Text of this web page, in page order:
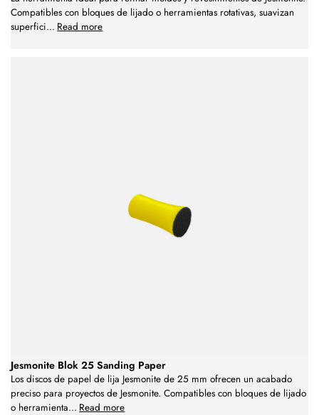
Compatibles con bloques de lijado o herramientas rotativas, suavizan
superfici... Read more
Jesmonite Blok 25 Sanding Paper
Los discos de papel de lija Jesmonite de 25 mm ofrecen un acabado
preciso para proyectos de Jesmonite. Compatibles con bloques de lijado
o herramienta... Read more